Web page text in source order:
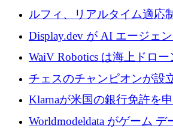
ットフォームを拡大するた
ルフィ、リアルタイム適応
810万ポンドを確保
Display.dev が AI エージェ
コラボレーションを強化す
WaiV Robotics は海上ドロ
1 つをどのように解決して
チェスのチャンピオンが設
材料スタートアップ TaiSan
Klarnaが米国の銀行免許を
Worldmodeldata がゲーム